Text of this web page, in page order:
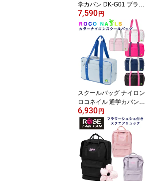
学カバン DK-G01 ブラウ
ン ブラック ディッキー
ズ（Dickies）(スクール
バック/合皮/スクバ/バッ
グ/スクール/男子/メンズ/
女子/レディース/ブラン
ド/人気/通学/カバン/中学
生/高校生/学生/入学/定番/
黒/茶/最強配送)(店頭受取
対応商品)
7,590 円
スクールバッグ ナイロン
ロコネイル 通学カバン
カラー ロゴ刺繍 ROCO
NAILS (スクールバック/
スクバ/バッグ/スクール/
ピンク/ブルー/ネイビー/
女子/レディース/かわい
い/おしゃれ/丈夫/ブラン
ド/人気/通学/カバン/リュ
ック/中学生/高校生/ロコ/
6,930 円